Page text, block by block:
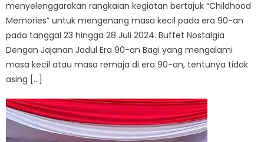
menyelenggarakan rangkaian kegiatan bertajuk “Childhood
Memories” untuk mengenang masa kecil pada era 90-an
pada tanggal 23 hingga 28 Juli 2024. Buffet Nostalgia
Dengan Jajanan Jadul Era 90-an Bagi yang mengalami
masa kecil atau masa remaja di era 90-an, tentunya tidak
asing […]